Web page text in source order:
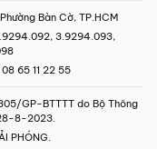
Bàn Cờ, TP.HCM
3.9294.093,
65 11 22 55
GP-BTTTT do Bộ Thông
8-2023.
PHÓNG.